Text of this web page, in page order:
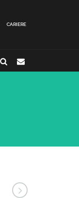
CARIERE